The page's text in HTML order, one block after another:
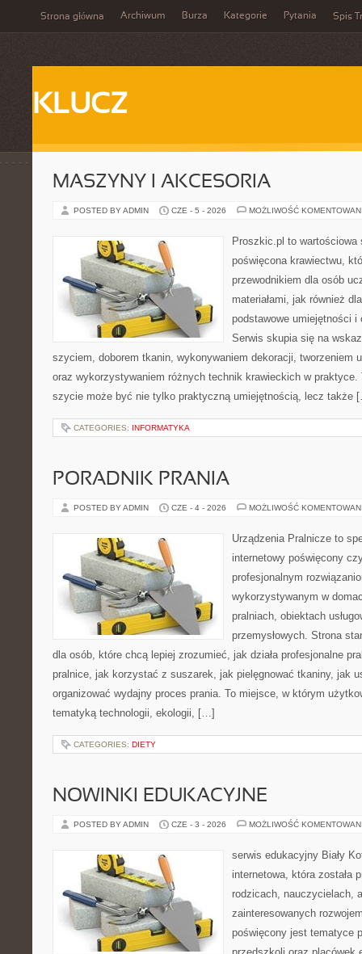
Strona główna Archiwum Burza Kategorie Pytania Spis
KLUCZ
MASZYNY I AKCESORIA
POSTED BY ADMIN CZE - 5 - 2026 MOŻLIWOŚĆ
Proszkic.pl to wartościowa
poświęcona krawiectwu,
przewodnikiem dla osób
materiałami, jak również
podstawowe umiejętności
Serwis skupia się na
szyciem, doborem tkanin, wykonywaniem dekoracji, tworzeniem
oraz wykorzystywaniem różnych technik krawieckich w
szycie może być nie tylko praktyczną umiejętnością, lecz także
CATEGORIES: INFORMATYKA
PORADNIK PRANIA
POSTED BY ADMIN CZE - 4 - 2026 MOŻLIWOŚĆ
Urządzenia Pralnicze to
internetowy poświęcony
profesjonalnym
wykorzystywanym w
pralniach, obiektach
przemysłowych. Strona
dla osób, które chcą lepiej zrozumieć, jak działa profesjonalne
pralnice, jak korzystać z suszarek, jak pielęgnować tkaniny, jak
organizować wydajny proces prania. To miejsce, w którym
tematyką technologii, ekologii, […]
CATEGORIES: DIETY
NOWINKI EDUKACYJNE
POSTED BY ADMIN CZE - 3 - 2026 MOŻLIWOŚĆ
serwis edukacyjny Biały
internetowa, która została
rodzicach, nauczycielach,
zainteresowanych
poświęcony jest tematyce